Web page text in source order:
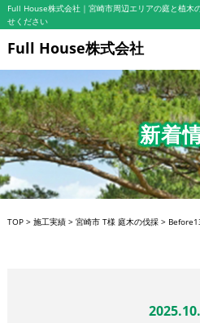
Full House株式会社｜宮崎市周辺エリアの庭と植木
せください
Full House株式会社
新着
TOP> 施工実績> 宮崎市 T様 庭木の伐採>